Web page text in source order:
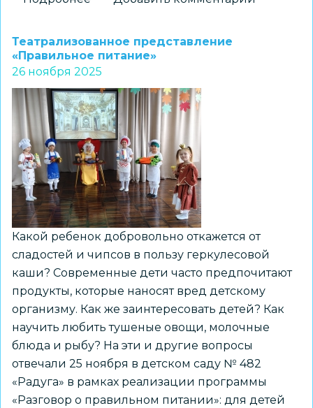
«Здоровье
в
порядке
–
спасибо
зарядке!»
Театрализованное представление
«Правильное питание»
26 ноября 2025
Какой ребенок добровольно откажется от
сладостей и чипсов в пользу геркулесовой
каши? Современные дети часто предпочитают
продукты, которые наносят вред детскому
организму. Как же заинтересовать детей? Как
научить любить тушеные овощи, молочные
блюда и рыбу? На эти и другие вопросы
отвечали 25 ноября в детском саду № 482
«Радуга» в рамках реализации программы
«Разговор о правильном питании»: для детей